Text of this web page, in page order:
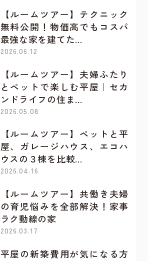
【ルームツアー】テクニック
無料公開！物価高でもコスパ
最強な家を建てた…
2026.06.12
【ルームツアー】夫婦ふたり
とペットで楽しむ平屋｜セカ
ンドライフの住ま…
2026.05.08
【ルームツアー】ペットと平
屋、ガレージハウス、エコハ
ウスの３棟を比較…
2026.04.16
【ルームツアー】共働き夫婦
の育児悩みを全部解決！家事
ラク動線の家
2026.03.17
平屋の新築費用が気になる方